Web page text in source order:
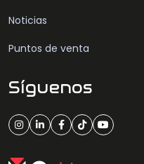
Noticias
Puntos de venta
Síguenos